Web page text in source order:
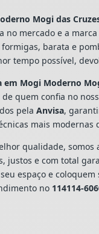
Mogi das
no mercado e a
barata e
tempo possível,
em Mogi Moderno
quem confia no
pelaAnvisa,
mais
qualidade,
justos e com total
espaço e
no 114114-